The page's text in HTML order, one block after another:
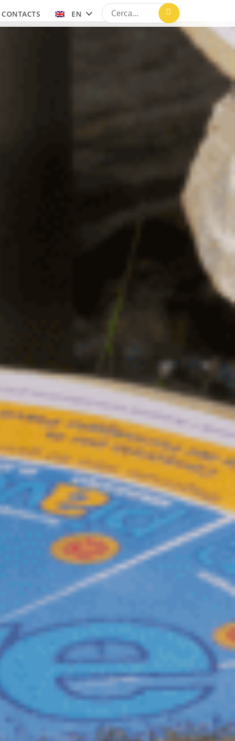
CONTACTS EN